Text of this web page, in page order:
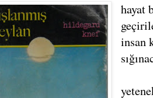
hayat
insan